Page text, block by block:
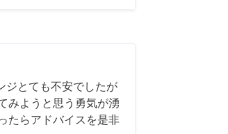
ジとても不安でしたが
みようと思う勇気が湧
たらアドバイスを是非